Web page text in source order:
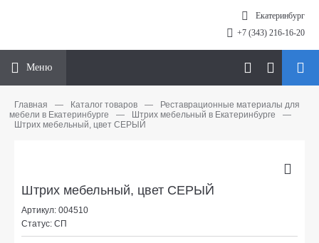
Екатеринбург
+7 (343) 216-16-20
Меню
Главная — Каталог товаров —
Реставрационные материалы для
мебели в Екатеринбурге
— Штрих мебельный в Екатеринбурге
—
Штрих мебельный, цвет СЕРЫЙ
Штрих мебельный, цвет СЕРЫЙ
Артикул: 004510
Статус: СП